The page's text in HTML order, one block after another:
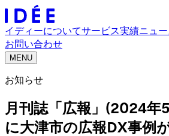
イディーについてサービス実績ニュー
お問い合わせ
MENU
お知らせ
月刊誌「広報」(2024
に大津市の広報DX事例